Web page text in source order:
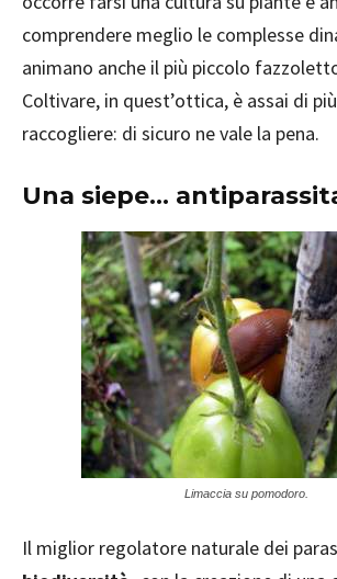
comprendere meglio le complesse
animano anche il più piccolo
Coltivare, in quest’ottica, è assai di
raccogliere: di sicuro ne vale la pena.
Una siepe…
Limaccia su pomodoro.
Il miglior regolatore naturale dei